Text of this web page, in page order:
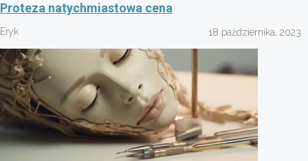
Proteza natychmiastowa cena
Eryk 18 października, 2023